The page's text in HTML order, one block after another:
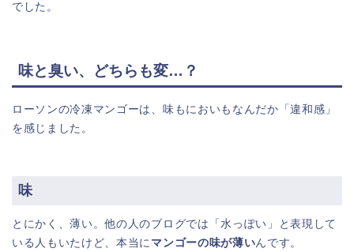
でした。
味と臭い、どちらも変…？
ローソンの冷凍マンゴーは、味もにおいもなんだか「違和感」
を感じました。
味
とにかく、薄い。他の人のブログでは「水っぽい」と表現して
いる人もいたけど、本当に マンゴーの味が薄いんです。